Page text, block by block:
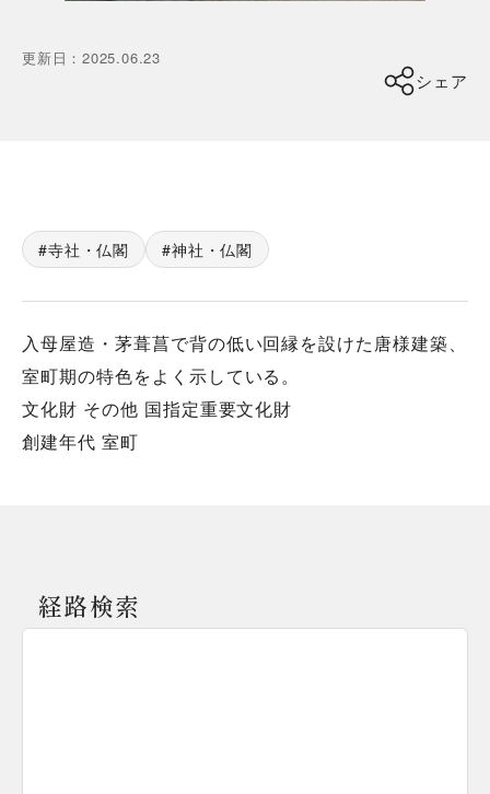
更新日 ：2025.06.23
シェア
寺社・仏閣 神社・仏閣
入母屋造・茅葺菖で背の低い回縁を設けた唐様建築、
室町期の特色をよく示している。
文化財 その他 国指定重要文化財
創建年代 室町
経路検索